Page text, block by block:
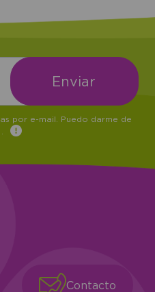
por e-mail. Puedo darme de
Contacto